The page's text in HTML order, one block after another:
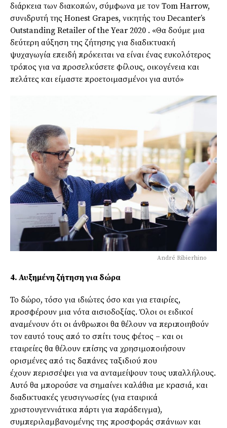
διάρκεια των διακοπών, σύμφωνα με τον Tom Harrow,
συνιδρυτή της Honest Grapes, νικητής του Decanter’s
Outstanding Retailer of the Year 2020 . «Θα δούμε μια
δεύτερη αύξηση της ζήτησης για διαδικτυακή
ψυχαγωγία επειδή πρόκειται να είναι ένας ευκολότερος
τρόπος για να προσελκύσετε φίλους, οικογένεια και
πελάτες και είμαστε προετοιμασμένοι για αυτό»
André Ribierhino
4. Αυξημένη ζήτηση για δώρα
Το δώρο, τόσο για ιδιώτες όσο και για εταιρίες,
προσφέρουν μια νότα αισιοδοξίας. Όλοι οι ειδικοί
αναμένουν ότι οι άνθρωποι θα θέλουν να περιποιηθούν
τον εαυτό τους από το σπίτι τους φέτος – και οι
εταιρείες θα θέλουν επίσης να χρησιμοποιήσουν
ορισμένες από τις δαπάνες ταξιδιού που
έχουν περισσέψειγια να ανταμείψουν τους υπαλλήλους.
Αυτό θα μπορούσε να σημαίνει καλάθια με κρασιά, και
διαδικτυακέςγευσιγνωσίες (για εταιρικά
χριστουγεννιάτικα πάρτι για παράδειγμα),
συμπεριλαμβανομένης της προσφοράς σπάνιων και